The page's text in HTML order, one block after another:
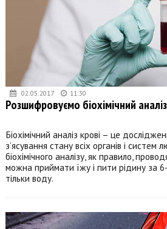
02.05.2017 11:30
Розшифровуємо біохімічний
Біохімічний аналіз крові – це
з’ясування стану всіх органів і систем
біохімічного аналізу, як правило,
можна приймати їжу і пити рідину за
тільки воду.